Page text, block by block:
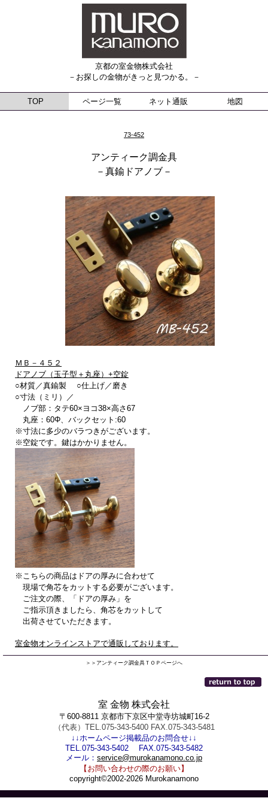
京都の室金物株式会社
－お探しの金物がきっと見つかる。－
TOP ページ一覧 ネット通販 地図
73-452
アンティーク調金具
－真鍮ドアノブ－
ＭＢ－４５２
ドアノブ（玉子型＋丸座）+空錠
○材質／真鍮製 ○仕上げ／磨き
○寸法（ミリ）／
ノブ部：タテ60×ヨコ38×高さ67
丸座：60Φ、バックセット:60
※寸法に多少のバラつきがございます。
※空錠です。鍵はかかりません。
※こちらの商品はドアの厚みに合わせて
現場で角芯をカットする必要がございます。
ご注文の際、「ドアの厚み」を
ご指示頂きましたら、角芯をカットして
出荷させていただきます。
室金物オンラインストアで通販しております。
＞＞アンティーク調金具ＴＯＰページへ
室 金物 株式会社
〒600-8811 京都市下京区中堂寺坊城町16-2
（代表）TEL.075-343-5400 FAX.075-343-5481
↓↓ホームページ掲載品のお問合せ↓↓
TEL.075-343-5402 FAX.075-343-5482
メール： service@murokanamono.co.jp
【お問い合わせの際のお願い】
copyright©2002-2026 Murokanamono